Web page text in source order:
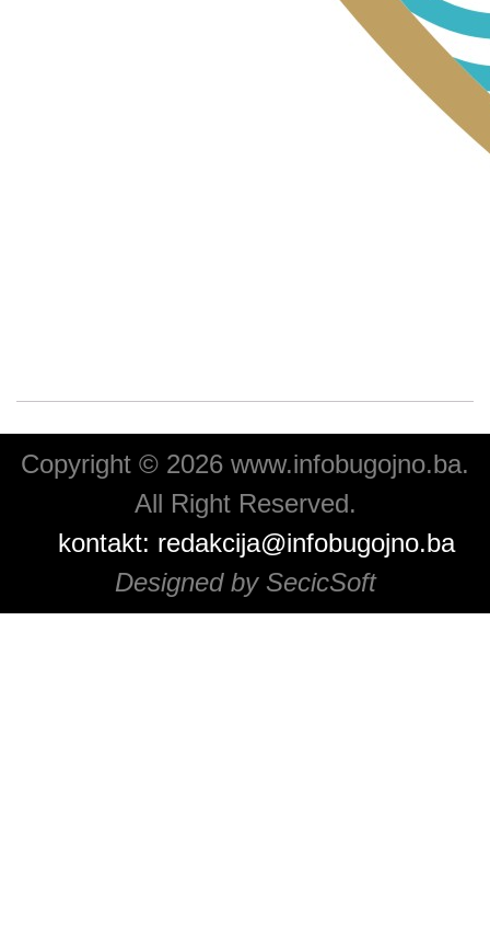
Copyright © 2026 www.infobugojno.ba.
All Right Reserved.
kontakt: redakcija@infobugojno.ba
Designed by SecicSoft